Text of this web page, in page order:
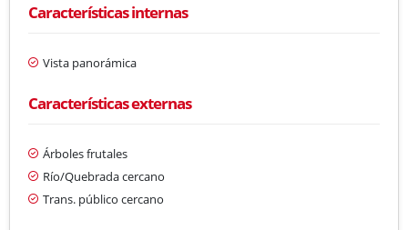
Características internas
Vista panorámica
Características externas
Árboles frutales
Río/Quebrada cercano
Trans. público cercano